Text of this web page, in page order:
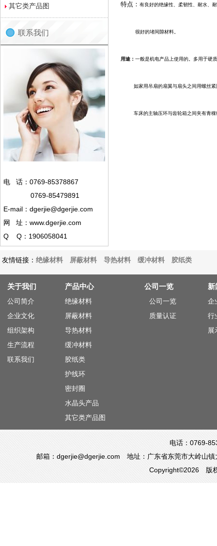
其它类产品图
联系我们
电 话：0769-85378867
0769-85479891
E-mail：dgerjie@dgerjie.com
网 址：www.dgerjie.com
Q Q：1906058041
特点：有良好的绝缘性、柔韧性、耐水、
很好的堵间隙材料。
用途 ：一般是机电产品上使用的。多用于硬
如家用吊扇的扇翼与扇头之间用螺丝紧
车床的主轴压环与齿轮箱之间夹有青稞
友情链接： 绝缘材料 屏蔽材料 导热材料 缓冲材料 胶纸类
关于我们 产品中心 公司一览 新
公司简介
企业文化
组织架构
生产流程
联系我们
绝缘材料
屏蔽材料
导热材料
缓冲材料
胶纸类
护线环
密封圈
水晶头产品
其它类产品图
公司一览
质量认证
企
行
展
电话：0769-
邮箱：dgerjie@dgerjie.com 地址：广东省东莞市大岭山
Copyright©2026 版